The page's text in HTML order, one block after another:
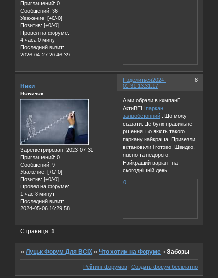
Приглашений: 0
Сообщений: 36
Уважение: [+0/-0]
Позитив: [+0/-0]
Провел на форуме:
4 часа 0 минут
Последний визит:
2026-04-27 20:46:39
Поделиться 8
2024-
01-31 13:31:17
Ники
Новичок
Зарегистрирован: 2023-07-31
Приглашений: 0
Сообщений: 9
Уважение: [+0/-0]
Позитив: [+0/-0]
Провел на форуме:
1 час 8 минут
Последний визит:
2024-05-06 16:29:58
А ми обрали в компанії
АктиВЕНпаркан
залізобетонний . Що можу
сказати. Це було правильне
рішення. Бо якість такого
паркану найкраща. Привезли,
встановили і готово. Швидко,
якісно та недорого.
Найкращий варіант на
сьогоднішній день.
0
Страница:1
»Луцьк Форум Для ВСІХ »Что хотим на Форуме »Заборы
Рейтинг форумов Создать форум бесплатно